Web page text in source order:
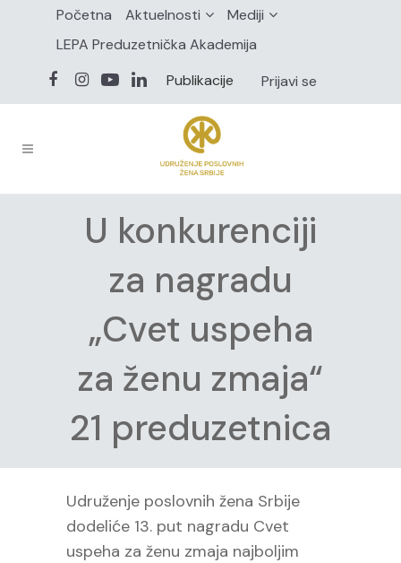
Početna Aktuelnosti
Mediji
LEPA Preduzetnička Akademija
Publikacije
Prijavi se
U konkurenciji
za nagradu
„Cvet uspeha
za ženu zmaja“
21 preduzetnica
Udruženje poslovnih žena Srbije
dodeliće 13. put nagradu Cvet
uspeha za ženu zmaja najboljim